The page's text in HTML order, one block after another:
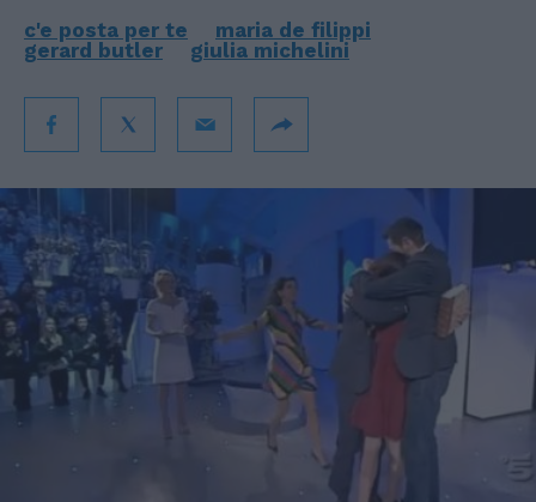
c'e posta per te
maria de filippi
gerard butler
giulia michelini